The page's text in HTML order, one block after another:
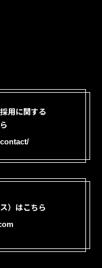
用に関する
）はこちら